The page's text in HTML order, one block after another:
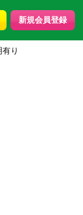
新規会員登録
り